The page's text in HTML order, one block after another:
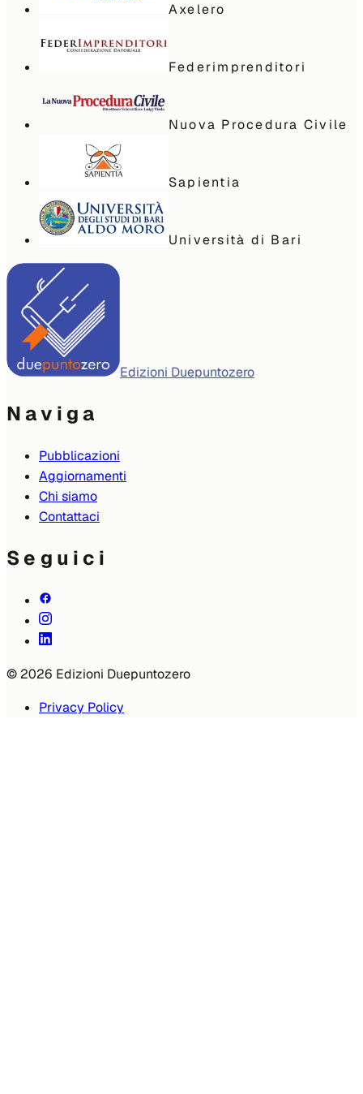
Axelero
Federimprenditori
Nuova Procedura Civile
Sapientia
Università di Bari
Edizioni Duepuntozero
Naviga
Pubblicazioni
Aggiornamenti
Chi siamo
Contattaci
Seguici
© 2026 Edizioni Duepuntozero
Privacy Policy